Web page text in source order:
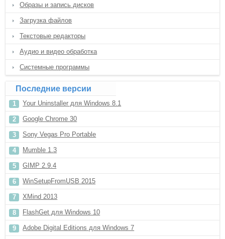
Образы и запись дисков
Загрузка файлов
Текстовые редакторы
Аудио и видео обработка
Системные программы
Последние версии
Your Uninstaller для Windows 8.1
Google Chrome 30
Sony Vegas Pro Portable
Mumble 1.3
GIMP 2.9.4
WinSetupFromUSB 2015
XMind 2013
FlashGet для Windows 10
Adobe Digital Editions для Windows 7